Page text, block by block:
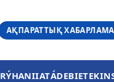
АҚПАРАТТЫҚ ХАБАРЛАМА
RÝHANIIATÁDEBIET